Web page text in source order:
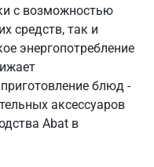
с возможностью
средств, так и
энергопотребление
блюд -
аксессуаров
Abat в